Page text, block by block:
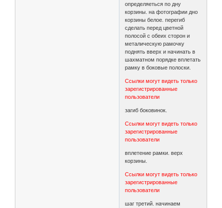
определяеться по дну
корзины. на фотографии дно
корзины белое. перегиб
сделать перед цветной
полосой с обеих сторон и
металическую рамочку
поднять вверх и начинать в
шахматном порядке вплетать
рамку в боковые полоски.
Ссылки могут видеть только
зарегистрированные
пользователи
загиб боковинок.
Ссылки могут видеть только
зарегистрированные
пользователи
вплетение рамки. верх
корзины.
Ссылки могут видеть только
зарегистрированные
пользователи
шаг третий. начинаем